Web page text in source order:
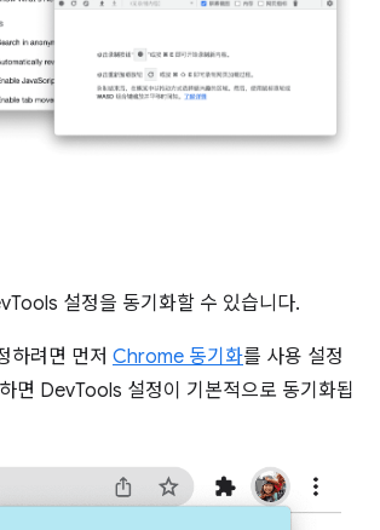
설정을 동기화할 수 있습니다.
하려면 먼저 Chrome 동기화를 사용 설정
면 DevTools 설정이 기본적으로 동기화됩